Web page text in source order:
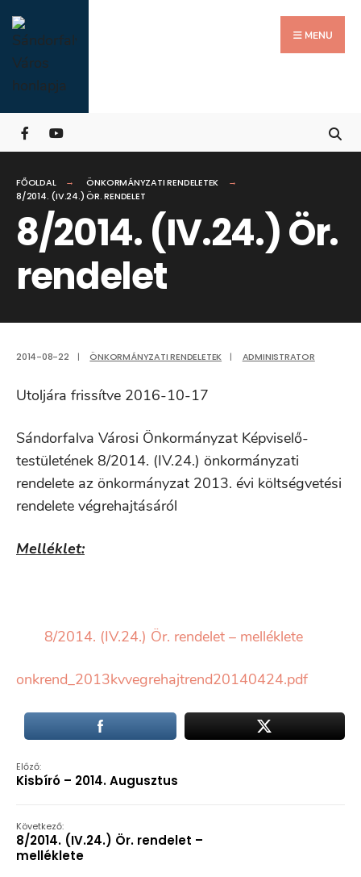
Skip
to
content
MENU
FŐOLDAL
ÖNKORMÁNYZATI RENDELETEK
8/2014. (IV.24.) ÖR. RENDELET
8/2014. (IV.24.) Ör.
rendelet
2014-08-22 | ÖNKORMÁNYZATI RENDELETEK | ADMINISTRATOR
Utoljára frissítve 2016-10-17
Sándorfalva Városi Önkormányzat Képviselő-
testületének 8/2014. (IV.24.) önkormányzati
rendelete az önkormányzat 2013. évi költségvetési
rendelete végrehajtásáról
Melléklet:
8/2014. (IV.24.) Ör. rendelet – melléklete
onkrend_2013kvvegrehajtrend20140424.pdf
Előző:
Kisbíró – 2014. Augusztus
Következő:
8/2014. (IV.24.) Ör. rendelet –
melléklete
for:
Close